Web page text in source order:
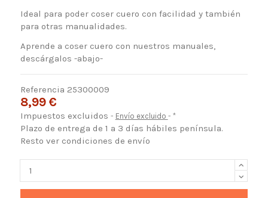
Ideal para poder coser cuero con facilidad y también
para otras manualidades.
Aprende a coser cuero con nuestros manuales,
descárgalos -abajo-
Referencia 25300009
8,99 €
Impuestos excluidos Envío excluido *
Plazo de entrega de 1 a 3 días hábiles península.
Resto ver condiciones de envío